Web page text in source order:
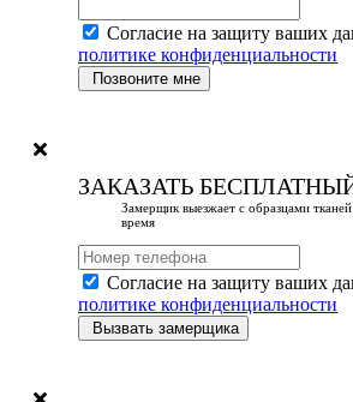
Согласие на защиту ваших
политике конфиденциальности
Позвоните мне
ЗАКАЗАТЬ
Замерщик выезжает с образцами
время
Согласие на защиту ваших
политике конфиденциальности
Вызвать замерщика